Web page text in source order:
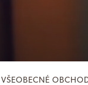
VŠEOBECNÉ